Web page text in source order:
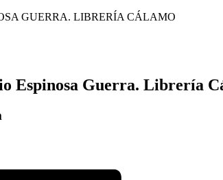
GUERRA. LIBRERÍA CÁLAMO
Espinosa Guerra. Librería